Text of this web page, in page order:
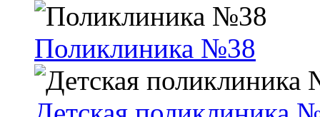
Поликлиника №38